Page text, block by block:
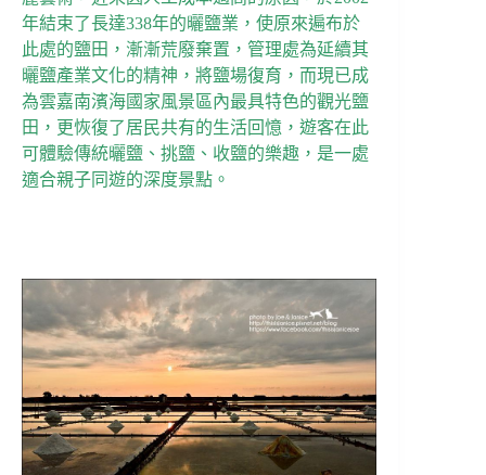
年結束了長達338年的曬鹽業， 使原來遍布於
此處的鹽田，漸漸荒廢棄置， 管理處為延續其
曬鹽產業文化的精神，將鹽場復育， 而現已成
為雲嘉南濱海國家風景區內最具特色的觀光鹽
田，更恢復了居民共有的生活回憶， 遊客在此
可體驗傳統曬鹽、挑鹽、收鹽的樂趣，是一處
適合親子同遊的深度景點。